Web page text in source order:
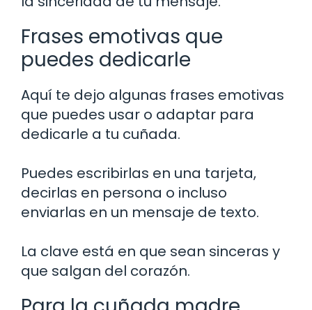
Frases emotivas que
puedes dedicarle
Aquí te dejo algunas frases emotivas
que puedes usar o adaptar para
dedicarle a tu cuñada.
Puedes escribirlas en una tarjeta,
decirlas en persona o incluso
enviarlas en un mensaje de texto.
La clave está en que sean sinceras y
que salgan del corazón.